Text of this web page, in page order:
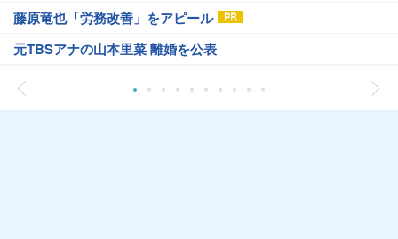
藤原竜也「労務改善」をアピール
元TBSアナの山本里菜 離婚を公表